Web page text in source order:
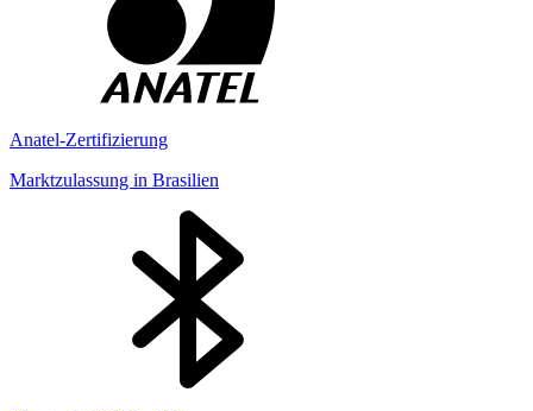
Anatel-Zertifizierung
Marktzulassung in Brasilien